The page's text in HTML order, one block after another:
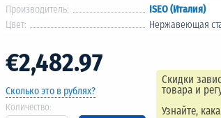
Производитель:
ISEO (Италия)
Цвет:
Нержавеющая
€2,482.97
Сколько это в рублях?
Количество:
Скидки
товара и
Узнайте,